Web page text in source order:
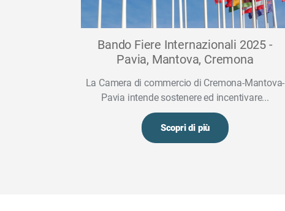
Bando Fiere Internazionali 2025 -
Pavia, Mantova, Cremona
La Camera di commercio di Cremona-Mantova-
Pavia intende sostenere ed incentivare...
Scopri di più